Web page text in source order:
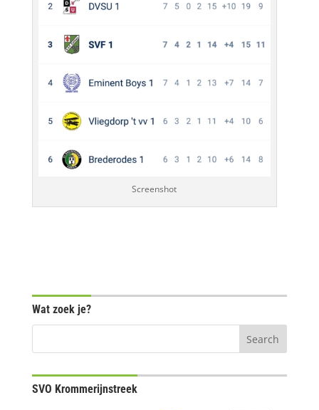
Screenshot
Wat zoek je?
SVO Krommerijnstreek